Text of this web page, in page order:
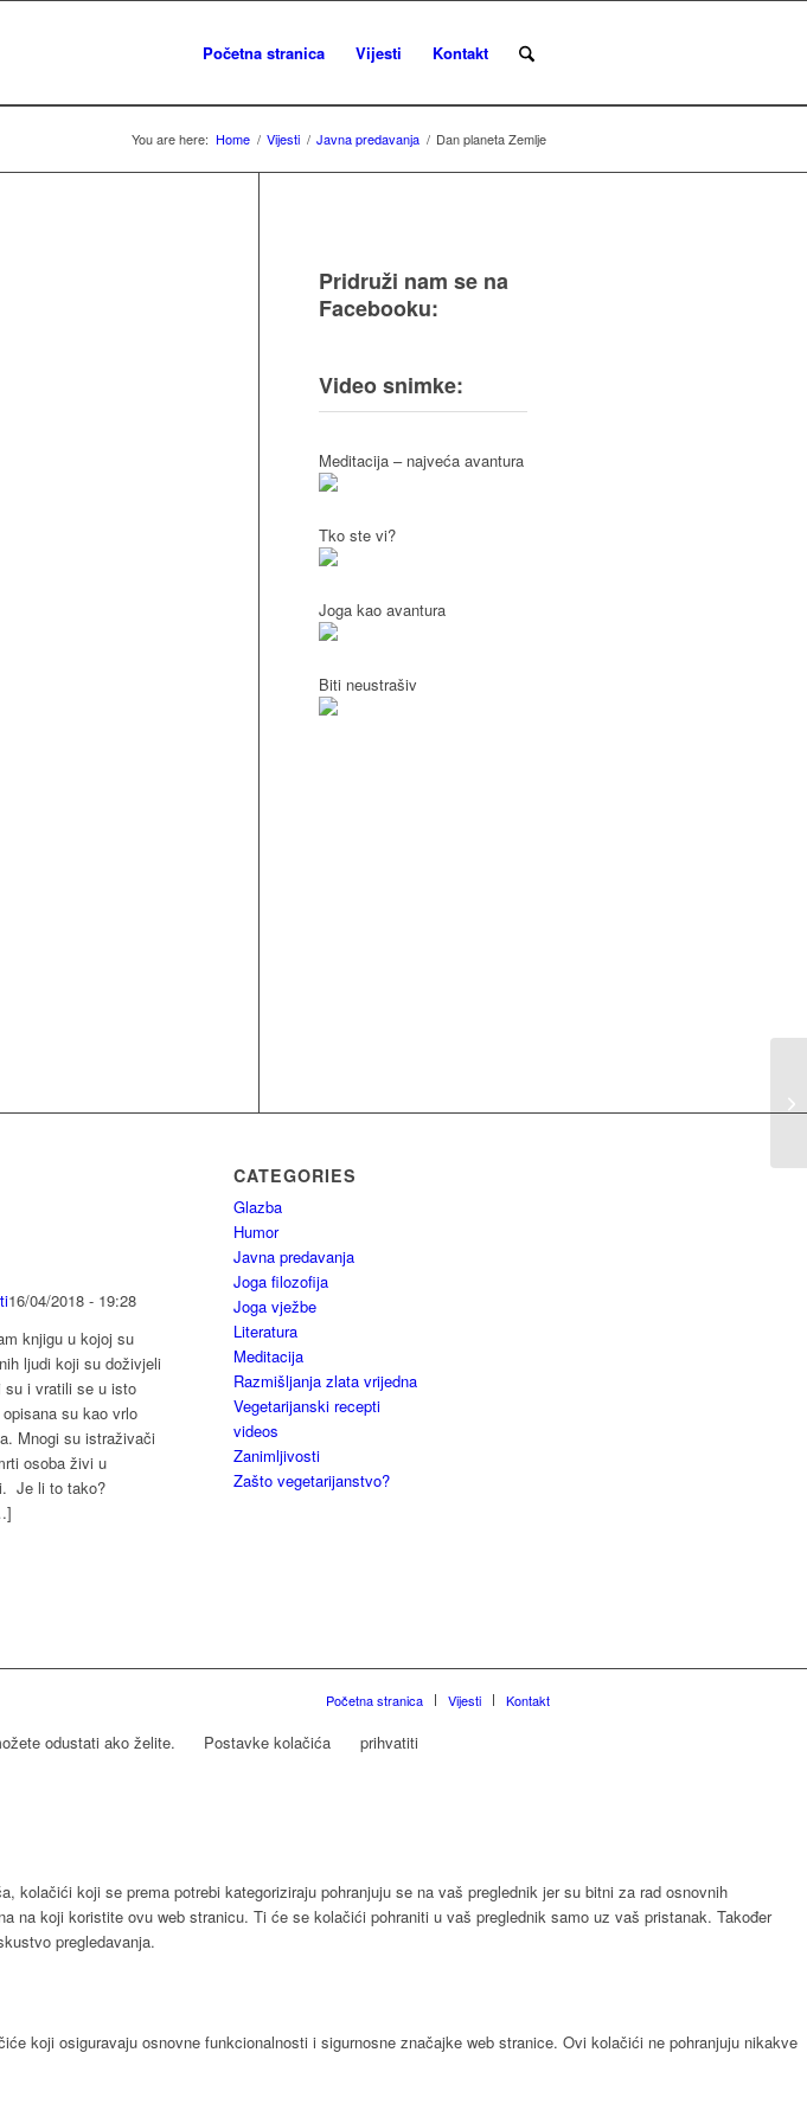
Početna stranica Vijesti Kontakt
You are here: Home / Vijesti / Javna predavanja / Dan planeta Zemlje
Pridruži nam se na
Facebooku:
Video snimke:
Meditacija – najveća avantura
Tko ste vi?
Joga kao avantura
Biti neustrašiv
16/04/2018 - 19:28
knjigu u kojoj su
ljudi koji su doživjeli
su i vratili se u isto
su kao vrlo
Mnogi su istraživači
osoba živi u
Je li to tako?
CATEGORIES
Glazba
Humor
Javna predavanja
Joga filozofija
Joga vježbe
Literatura
Meditacija
Razmišljanja zlata vrijedna
Vegetarijanski recepti
videos
Zanimljivosti
Zašto vegetarijanstvo?
Početna stranica Vijesti Kontakt
odustati ako želite. Postavke kolačića
prihvatiti
koji se prema potrebi kategoriziraju pohranjuju se na vaš preglednik jer su bitni za rad osnovnih
koji koristite ovu web stranicu. Ti će se kolačići pohraniti u vaš preglednik samo uz vaš pristanak. Također
pregledavanja.
koji osiguravaju osnovne funkcionalnosti i sigurnosne značajke web stranice. Ovi kolačići ne pohranjuju nikakve